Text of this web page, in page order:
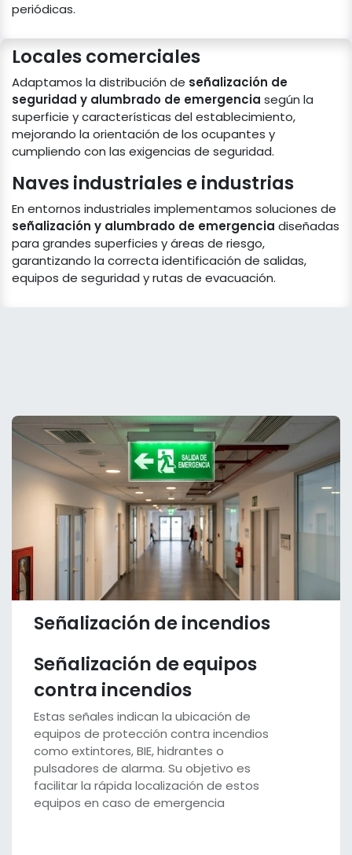
periódicas.
Locales comerciales
Adaptamos la distribución de señalización de
seguridad y alumbrado de emergencia según la
superficie y características del establecimiento,
mejorando la orientación de los ocupantes y
cumpliendo con las exigencias de seguridad.
Naves industriales e industrias
En entornos industriales implementamos soluciones de
señalización y alumbrado de emergencia diseñadas
para grandes superficies y áreas de riesgo,
garantizando la correcta identificación de salidas,
equipos de seguridad y rutas de evacuación.
Señalización de incendios
Señalización de equipos
contra incendios
Estas señales indican la ubicación de
equipos de protección contra incendios
como extintores, BIE, hidrantes o
pulsadores de alarma. Su objetivo es
facilitar la rápida localización de estos
equipos en caso de emergencia